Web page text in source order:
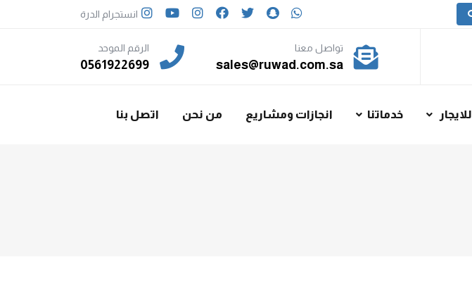
انستجرام الدرة
تواصل معنا
sales@ruwad.com.sa
الرقم الموحد
0561922699
للايجار خدماتنا انجازات ومشاريع من نحن اتصل بنا